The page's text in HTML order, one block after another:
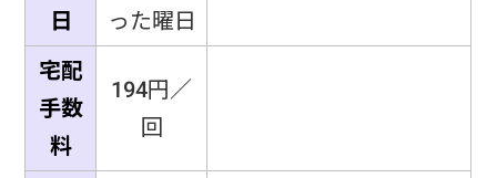
日
った曜日
宅配
手数
料
194円／
回